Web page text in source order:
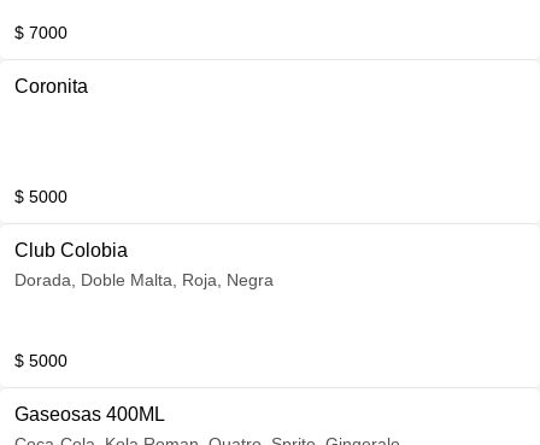
$ 7000
Coronita
$ 5000
Club Colobia
Dorada, Doble Malta, Roja, Negra
$ 5000
Gaseosas 400ML